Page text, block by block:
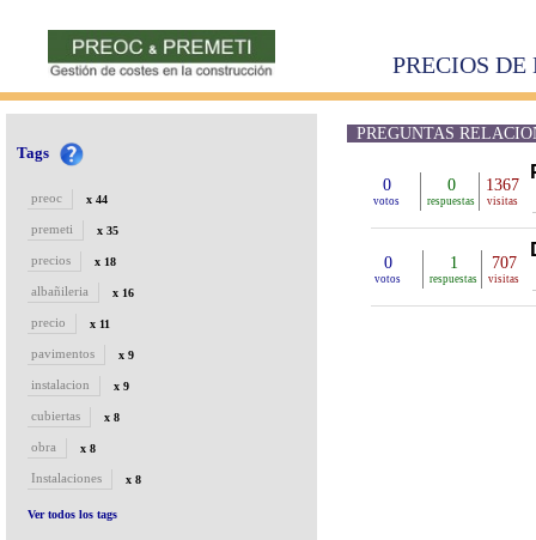
PRECIOS
Tags
preoc x 44
premeti x 35
precios x 18
albañileria x 16
precio x 11
pavimentos x 9
instalacion x 9
cubiertas x 8
obra x 8
Instalaciones x 8
Ver todos los tags
PREGUNTAS
0
votos
0
respuestas
1367
visitas
0
votos
1
respuestas
707
visitas